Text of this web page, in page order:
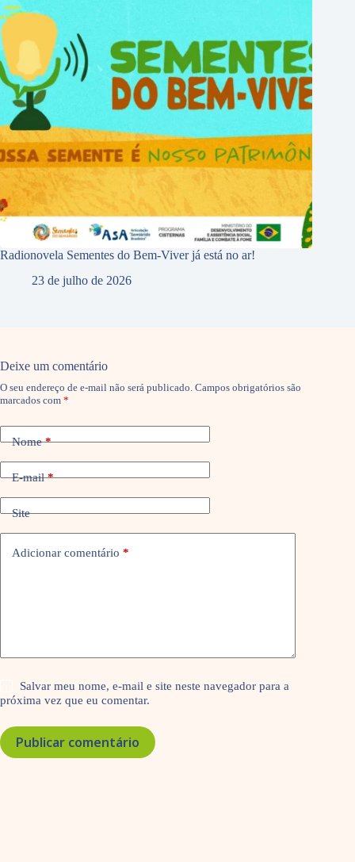
Radionovela Sementes do Bem-Viver já está no ar!
23 de julho de 2026
Deixe um comentário
O seu endereço de e-mail não será publicado. Campos obrigatórios são
marcados com *
Nome*
E-mail*
Site
Adicionar comentário *
Salvar meu nome, e-mail e site neste navegador para a
próxima vez que eu comentar.
Publicar comentário